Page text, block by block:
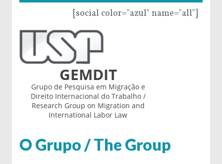
[social color="azul" name="all"]
GEMDIT
Grupo de Pesquisa em Migração e
Direito Internacional do Trabalho /
Research Group on Migration and
International Labor Law
O Grupo / The Group